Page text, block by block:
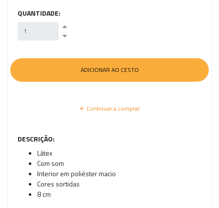
QUANTIDADE:
Continuar a comprar
DESCRIÇÃO:
Látex
Com som
Interior em poliéster macio
Cores sortidas
8 cm